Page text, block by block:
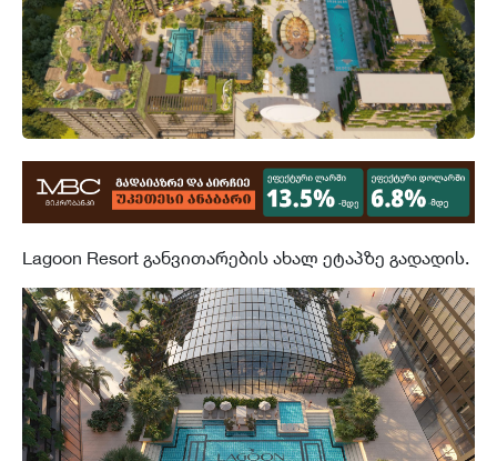
Lagoon Resort განვითარების ახალ ეტაპზე გადადის.